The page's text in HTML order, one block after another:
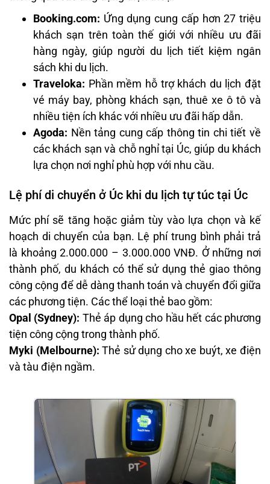
Booking.com: Ứng dụng cung cấp hơn 27 triệu
khách sạn trên toàn thế giới với nhiều ưu đãi
hàng ngày, giúp người du lịch tiết kiệm ngân
sách khi du lịch.
Traveloka: Phần mềm hỗ trợ khách du lịch đặt
vé máy bay, phòng khách sạn, thuê xe ô tô và
nhiều tiện ích khác với nhiều ưu đãi hấp dẫn.
Agoda: Nền tảng cung cấp thông tin chi tiết về
các khách sạn và chỗ nghỉ tại Úc, giúp du khách
lựa chọn nơi nghỉ phù hợp với nhu cầu.
Lệ phí di chuyển ở Úc khi du lịch tự túc tại Úc
Mức phí sẽ tăng hoặc giảm tùy vào lựa chọn và kế
hoạch di chuyển của bạn. Lệ phí trung bình phải trả
là khoảng 2.000.000 – 3.000.000 VNĐ. Ở những nơi
thành phố, du khách có thể sử dụng thẻ giao thông
công cộng để dễ dàng thanh toán và chuyển đổi giữa
các phương tiện. Các thể loại thẻ bao gồm:
Opal (Sydney): Thẻ áp dụng cho hầu hết các phương
tiện công cộng trong thành phố.
Myki (Melbourne): Thẻ sử dụng cho xe buýt, xe điện
và tàu điện ngầm.​